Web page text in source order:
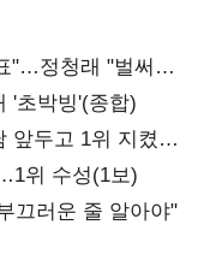
"…정청래 "벌써
'초박빙'(종합)
앞두고 1위 지켰다
위 수성(1보)
끄러운 줄 알아야"